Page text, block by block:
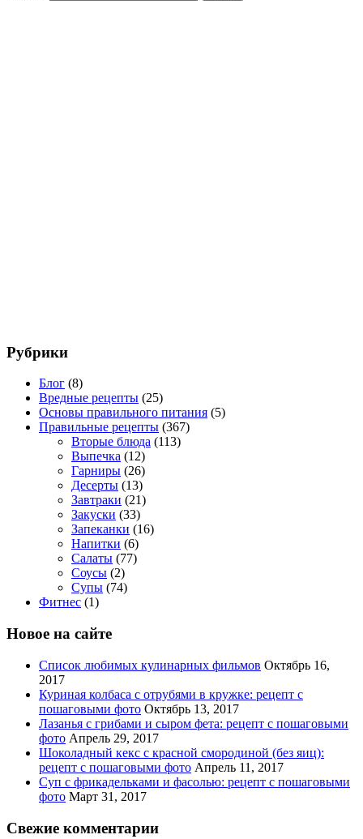
Рубрики
Блог (8)
Вредные рецепты (25)
Основы правильного питания (5)
Правильные рецепты (367)
Вторые блюда (113)
Выпечка (12)
Гарниры (26)
Десерты (13)
Завтраки (21)
Закуски (33)
Запеканки (16)
Напитки (6)
Салаты (77)
Соусы (2)
Супы (74)
Фитнес (1)
Новое на сайте
Список любимых кулинарных фильмов Октябрь 16,
2017
Куриная колбаса с отрубями в кружке: рецепт с
пошаговыми фото Октябрь 13, 2017
Лазанья с грибами и сыром фета: рецепт с пошаговыми
фото Апрель 29, 2017
Шоколадный кекс с красной смородиной (без яиц):
рецепт с пошаговыми фото Апрель 11, 2017
Суп с фрикадельками и фасолью: рецепт с пошаговыми
фото Март 31, 2017
Свежие комментарии